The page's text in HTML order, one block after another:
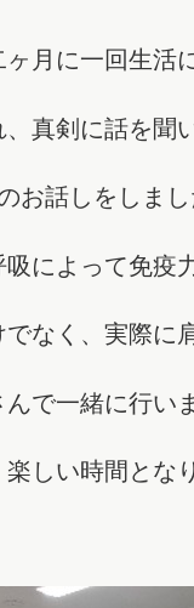
月に一回生活
真剣に話を聞
お話しをしまし
によって免疫
なく、実際に
で一緒に行い
しい時間とな